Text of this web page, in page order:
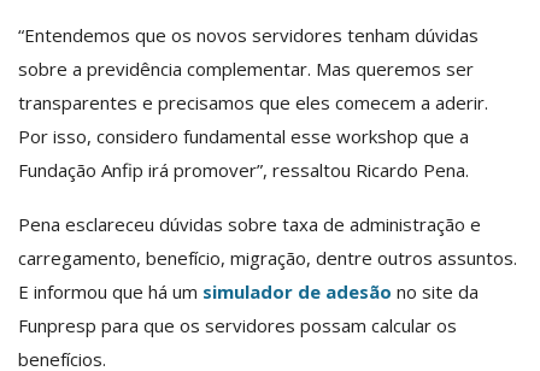
“Entendemos que os novos servidores tenham dúvidas
sobre a previdência complementar. Mas queremos ser
transparentes e precisamos que eles comecem a aderir.
Por isso, considero fundamental esse workshop que a
Fundação Anfip irá promover”, ressaltou Ricardo Pena.
Pena esclareceu dúvidas sobre taxa de administração e
carregamento, benefício, migração, dentre outros assuntos.
E informou que há um simulador de adesão no site da
Funpresp para que os servidores possam calcular os
benefícios.